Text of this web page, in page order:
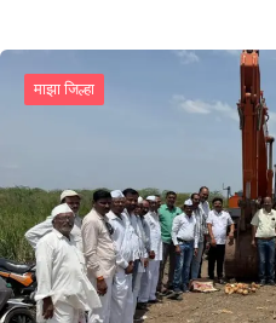
माझा जिल्हा